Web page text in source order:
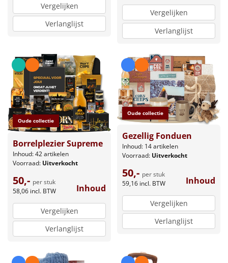
Vergelijken
Verlanglijst
Vergelijken
Verlanglijst
Oude collectie
Borrelplezier Supreme
Inhoud: 42 artikelen
Voorraad: Uitverkocht
50,- per stuk
58,06 incl. BTW Inhoud
Vergelijken
Verlanglijst
Oude collectie
Gezellig Fonduen
Inhoud: 14 artikelen
Voorraad: Uitverkocht
50,- per stuk
59,16 incl. BTW Inhoud
Vergelijken
Verlanglijst